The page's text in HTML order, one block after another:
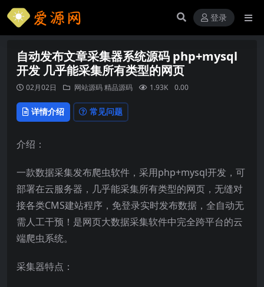
登录
自动发布文章采集器系统源码 php+mysql
开发 几乎能采集所有类型的网页
02月02日 网站源码精品源码 1.93K 0.00
详情介绍 常见问题
介绍：
一款数据采集发布爬虫软件，采用php+mysql开发，可
部署在云服务器，几乎能采集所有类型的网页，无缝对
接各类CMS建站程序，免登录实时发布数据，全自动无
需人工干预！是网页大数据采集软件中完全跨平台的云
端爬虫系统。
采集器特点：